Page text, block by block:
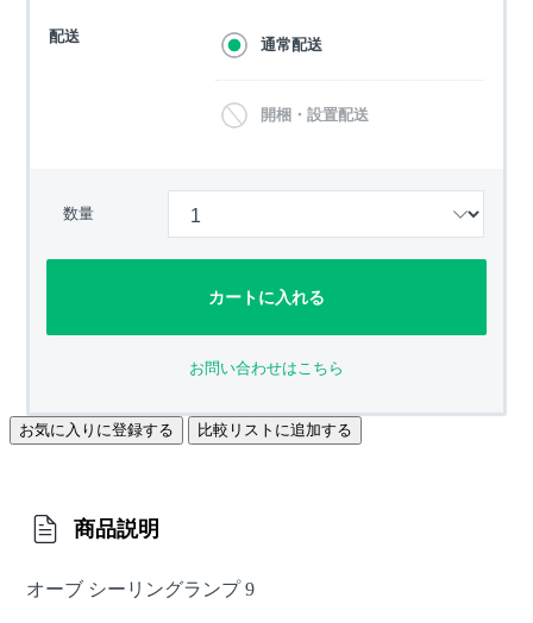
配送 通常配送
開梱・設置配送
数量
カートに入れる
お問い合わせはこちら
お気に入りに登録する 比較リストに追加する
商品説明
オーブ シーリングランプ 9